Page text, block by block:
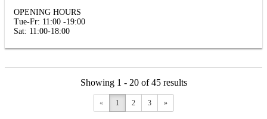
OPENING HOURS
Tue-Fr: 11:00 -19:00
Sat: 11:00-18:00
Showing 1 - 20 of 45 results
« 1 2 3 »